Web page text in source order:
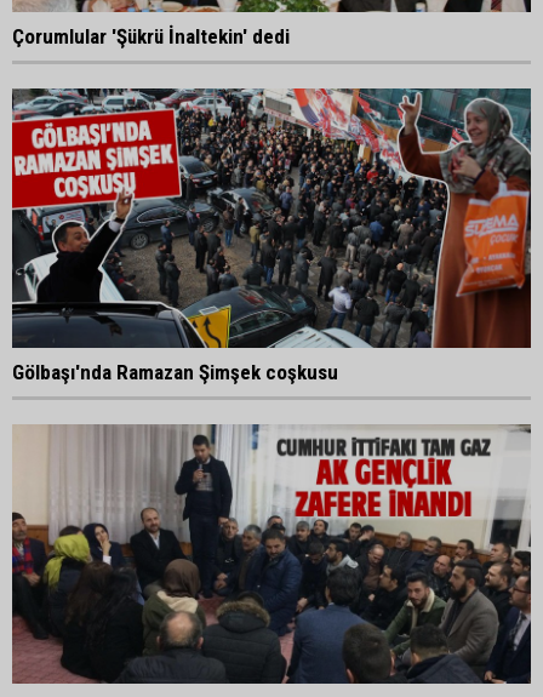
Çorumlular 'Şükrü İnaltekin' dedi
Gölbaşı'nda Ramazan Şimşek coşkusu